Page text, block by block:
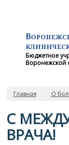
В
Бюджетное
Воронежской
Главная О
С
ВРАЧА!